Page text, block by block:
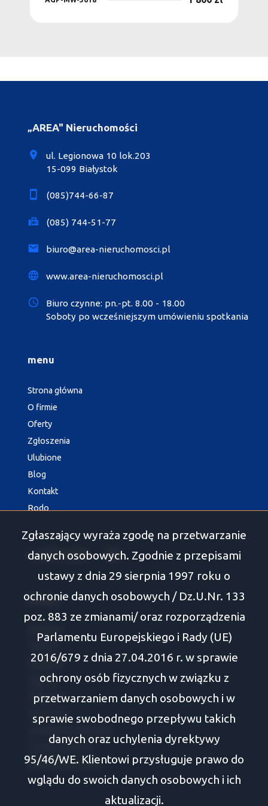
„AREA" Nieruchomości
ul. Legionowa 10 lok.203
15-099 Białystok
(085)744-66-87
(085) 744-51-77
biuro@area-nieruchomosci.pl
www.area-nieruchomosci.pl
Biuro czynne: pn.-pt. 8.00 - 18.00
Soboty po wcześniejszym umówieniu spotkania
menu
Strona główna
O firmie
Oferty
Zgłoszenia
Ulubione
Blog
Kontakt
Rodo
social media Facebook
Oferty
Białystok
Wasilków
Supraśl
Zabłudów
Choroszcz
Turośń Kościelna
Dobrzyniewo Duże
Zgłaszający wyraża zgodę na przetwarzanie
danych osobowych. Zgodnie z przepisami
ustawy z dnia 29 sierpnia 1997 roku o
ochronie danych osobowych / Dz.U.Nr. 133
poz. 883 ze zmianami/ oraz rozporządzenia
Parlamentu Europejskiego i Rady (UE)
2016/679 z dnia 27.04.2016 r. w sprawie
ochrony osób fizycznych w związku z
przetwarzaniem danych osobowych i w
sprawie swobodnego przepływu takich
danych oraz uchylenia dyrektywy
95/46/WE. Klientowi przysługuje prawo do
wglądu do swoich danych osobowych i ich
aktualizacji.